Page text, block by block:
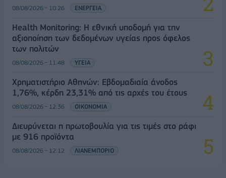
08/08/2026 - 10:26 ΕΝΕΡΓΕΙΑ
Health Monitoring: Η εθνική υποδομή για την
αξιοποίηση των δεδομένων υγείας προς όφελος
των πολιτών
08/08/2026 - 11:48 ΥΓΕΙΑ
Χρηματιστήριο Αθηνών: Εβδομαδιαία άνοδος
1,76%, κέρδη 23,31% από τις αρχές του έτους
08/08/2026 - 12:36 ΟΙΚΟΝΟΜΙΑ
Διευρύνεται η πρωτοβουλία για τις τιμές στο ράφι
με 916 προϊόντα
08/08/2026 - 12:12 ΛΙΑΝΕΜΠΟΡΙΟ